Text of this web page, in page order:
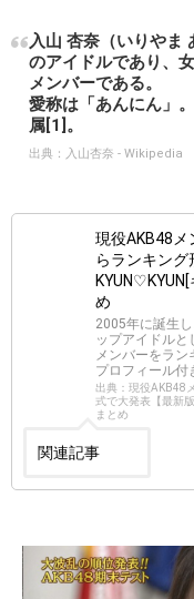
入山 杏奈（いりやま
のアイドルであり、
メンバーである。
愛称は「あんにん」
属[1]。
出典： 入山杏奈 - Wikipedia
現役AKB48
らランキング
め
2005年に誕生
ップアイドルと
メンバーをラン
プロフィール付
出典：現役AKB48
式で大発表【最新
まとめ
関連記事